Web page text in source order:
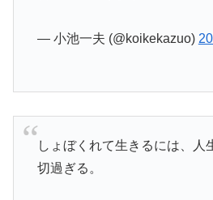
— 小池一夫 (@koikekazuo)
しょぼくれて生きるには、人
切過ぎる。